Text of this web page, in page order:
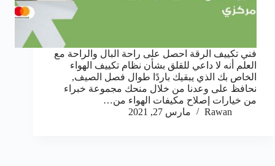
فني تكييف الرقة احصل على راحة البال والراحة مع
العلم أنه لا داعي للقلق بشأن نظام تكييف الهواء
الخاص بك الذي يبقيك باردًا طوال فصل الصيف,
نحافظ على وعدنا من خلال منحك مجموعة خبراء
من خيارات إصلاح مكيفات الهواء من…
Rawan
مارس 27, 2021